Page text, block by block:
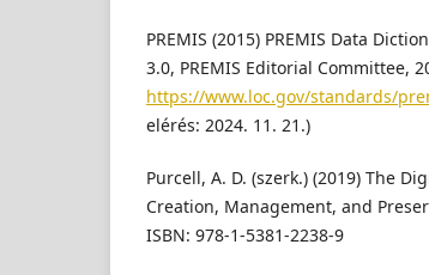
PREMIS (2015) PREMIS Data
3.0, PREMIS Editorial Committee,
https://www.loc.gov/standards/
elérés: 2024. 11. 21.)
Purcell, A. D. (szerk.) (2019) The
Creation, Management, and
ISBN: 978-1-5381-2238-9